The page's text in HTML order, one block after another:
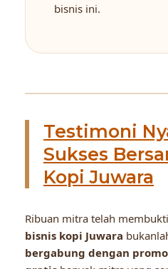
bisnis ini.
Testimoni
Sukses
Kopi Juwara
Ribuan mitra telah
bisnis kopi Juwara
bergabung dengan